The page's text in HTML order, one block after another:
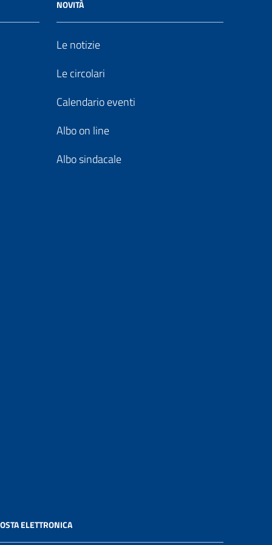
NOVITÀ
Le notizie
Le circolari
Calendario eventi
Albo on line
Albo sindacale
ELETTRONICA